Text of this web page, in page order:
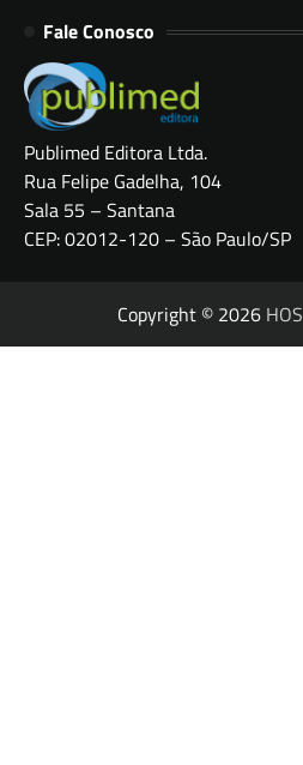
Fale Conosco
Publimed Editora Ltda.
Rua Felipe Gadelha, 104
Sala 55 – Santana
CEP: 02012-120 – São Paulo/SP
Copyright © 2026